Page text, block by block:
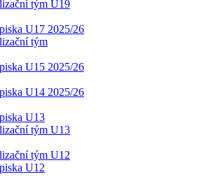
tým U19
U17 2025/26
tým
U15 2025/26
U14 2025/26
U13
tým U13
tým U12
U12